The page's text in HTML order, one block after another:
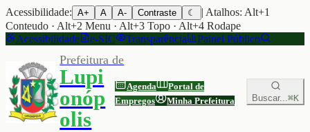
Acessibilidade: A+ A A- Contraste ☾
| Atalhos: Alt+1
Conteudo · Alt+2 Menu · Alt+3 Topo · Alt+4 Rodape
Acessibilidade
e-SIC Transparência Painel Público
Prefeitura de
Lupi
onóp
olis
Agenda
Portal de
Empregos
Minha Prefeitura Buscar...⌘K